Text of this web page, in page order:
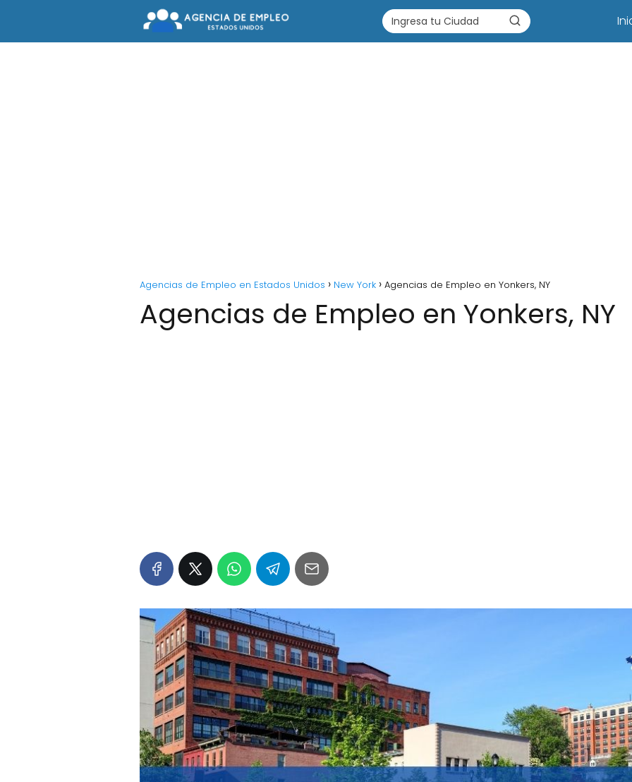
Agencias de Empleo en Estados Unidos New York Agencias de Empleo en Yonkers, NY
Agencias de Empleo en Yonkers, NY